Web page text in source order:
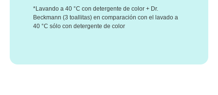
*Lavando a 40 °C con detergente de color + Dr.
Beckmann (3 toallitas) en comparación con el lavado a
40 °C sólo con detergente de color